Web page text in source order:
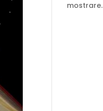
mostrare.